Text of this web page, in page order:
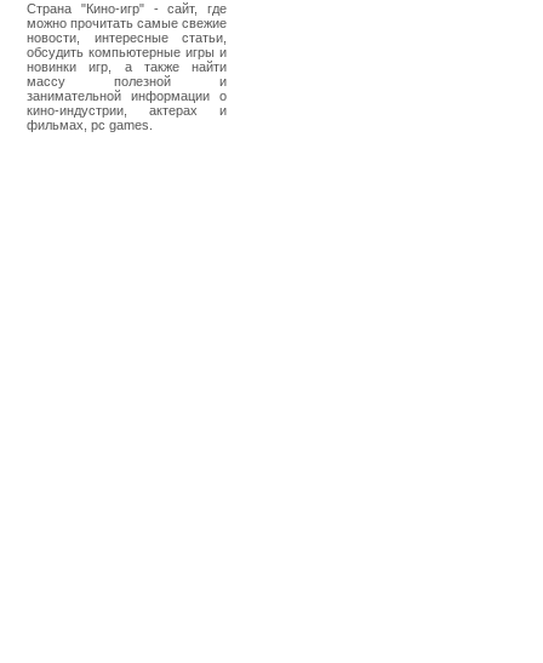
Страна "Кино-игр" - сайт, где
можно прочитать самые свежие
новости, интересные статьи,
обсудить компьютерные игры и
новинки игр, а также найти
массу полезной и
занимательной информации о
кино-индустрии, актерах и
фильмах, pc games.